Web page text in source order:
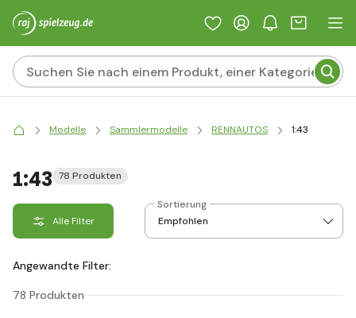
Modelle Sammlermodelle RENNAUTOS 1:43
1:43 78 Produkten
Alle Filter
Sortierung
Angewandte Filter:
78 Produkten